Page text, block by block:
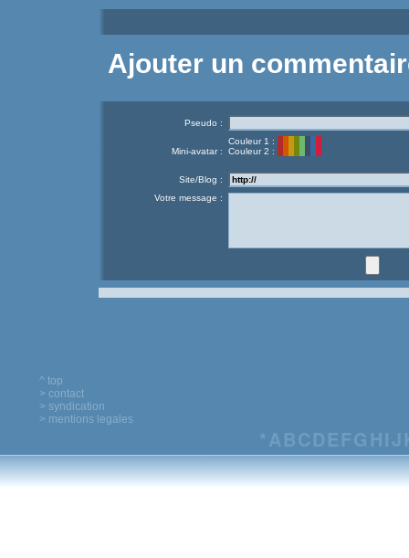
Ajouter un
Pseudo :
Mini-avatar :
Couleur 1 :
Couleur 2 :
Site/Blog :
Votre message :
^ top
> contact
> syndication
> mentions legales
*ABCDEFG HIJ